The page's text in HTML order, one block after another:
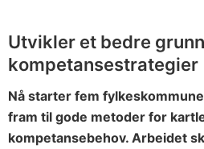
Utvikler et bedre
kompetansestrategier
Nå starter fem
fram til gode metoder for
kompetansebehov. Arbeidet